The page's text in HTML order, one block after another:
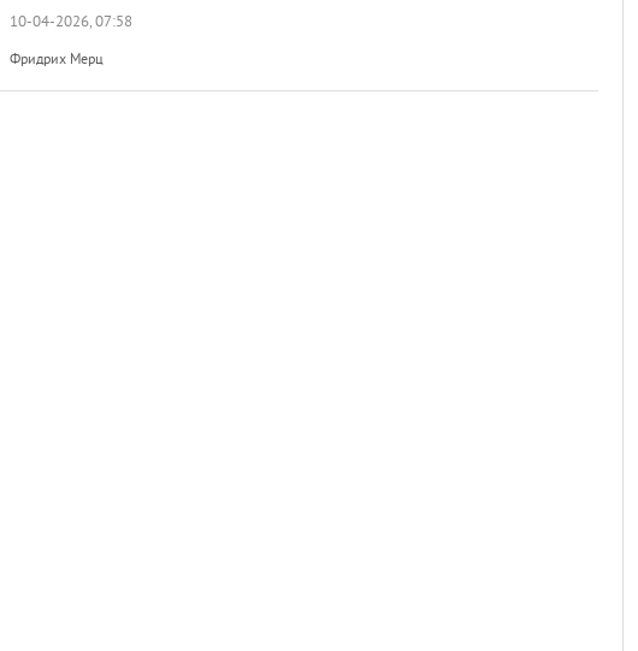
10-04-2026, 07:58
Фридрих Мерц